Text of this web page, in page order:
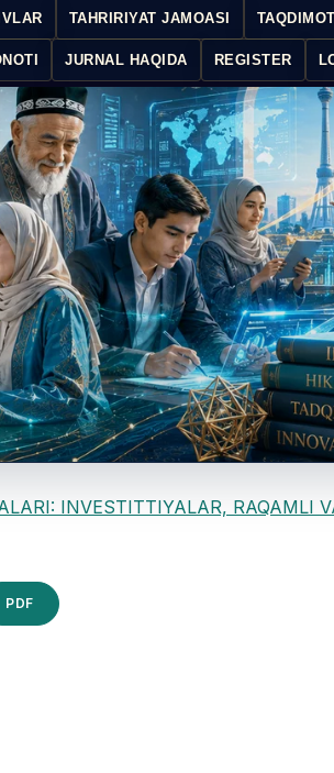
TAHRIRIYAT JAMOASI
JURNAL HAQIDA REGISTER
INVESTITTIYALAR, RAQAMLI
PDF